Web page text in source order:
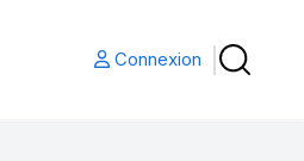
Connexion